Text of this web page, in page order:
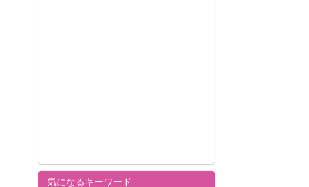
気になるキーワード